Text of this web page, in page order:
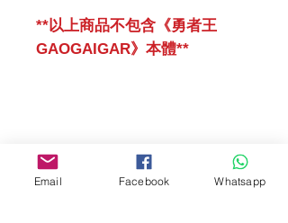
**以上商品不包含《勇者王
GAOGAIGAR》本體**
地址︰
Email Facebook Whatsapp